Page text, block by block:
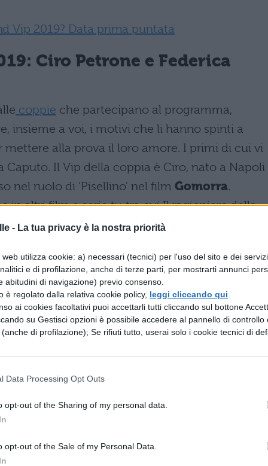
- La tua privacy è la nostra priorità
utilizza cookie: a) necessari (tecnici) per l'uso del sito e dei
e di profilazione, anche di terze parti, per mostrarti annunci
abitudini di navigazione) previo consenso.
è regolato dalla relativa cookie policy, leggi cliccando qui
ai cookies facoltativi puoi accettarli tutti cliccando sul bottone
su Gestisci opzioni è possibile accedere al pannello di controllo
di profilazione); Se rifiuti tutto, userai solo i cookie tecnici di
Data Processing Opt Outs
opt-out of the Sharing of my personal data.
opt-out of the Sale of my Personal Data.
Vip 2019? Data prima puntata
Ciro Petrone e Federica
coppie che partecipano al programma,
insieme a voi, i motivi che li hanno spinti a
mettere alla prova il loro amore. I primi di cui vi
Caputo. Il Vip della coppia è Ciro, nato a Napoli
nel ruolo di ‘Pisellino’ nel film Gomorra.
in altri film e serie tv, tra cui Il ragioniere della
Tortora – Dove eravamo rimasti? (Ricky
Sweet, 2013), L’oro di Scampia (Marco
Bros, 2014), La vita promessa (Ricky
come concorrente della ‘
5 ed è stato opinionista di‘Pomeriggio 5’.
studentessa di giurisprudenza, non ha mai
ma con i suoi occhi azzurri e i lunghi
in questo mondo.
Island Vip 2019: perché
la loro è una storia solida con delle importanti
dopo aver scoperto che il fidanzato